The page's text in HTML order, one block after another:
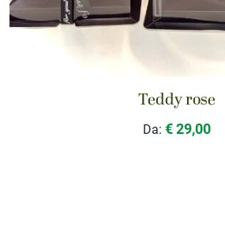
Teddy rose
Da: € 29,00